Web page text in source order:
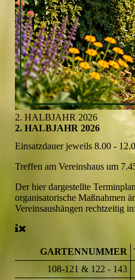
2. HALBJAHR 2026
2. HALBJAHR 2026
Einsatzdauer jeweils 8.00 -
Treffen am Vereinshaus um
Der hier dargestellte
organisatorische Maßnahmen
Vereinsaushängen rechtzeitig
GARTENNUMMER
108-121 & 122 - 143